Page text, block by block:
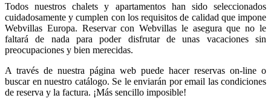
Todos nuestros chalets y apartamentos han sido seleccionados
cuidadosamente y cumplen con los requisitos de calidad que impone
Webvillas Europa. Reservar con Webvillas le asegura que no le
faltará de nada para poder disfrutar de unas vacaciones sin
preocupaciones y bien merecidas.
A través de nuestra página web puede hacer reservas on-line o
buscar en nuestro catálogo. Se le enviarán por email las condiciones
de reserva y la factura. ¡Más sencillo imposible!